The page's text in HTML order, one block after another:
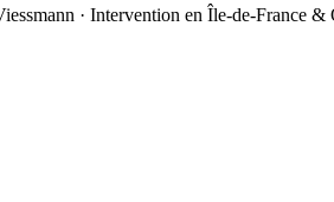
· Intervention en Île-de-France &